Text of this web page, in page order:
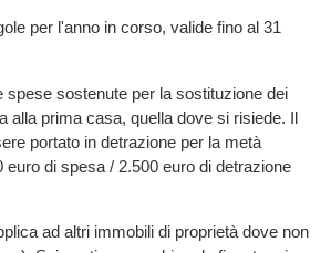
per l'anno in corso, valide fino al 31
spese sostenute per la sostituzione dei
alla prima casa, quella dove si risiede. Il
portato in detrazione per la metà
euro di spesa / 2.500 euro di detrazione
ad altri immobili di proprietà dove non